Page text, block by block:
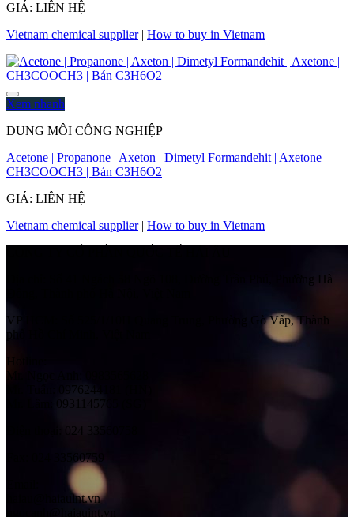
GIÁ: LIÊN HỆ
Vietnam chemical supplier| How to buy in Vietnam
Xem nhanh
DUNG MÔI CÔNG NGHIỆP
Acetone | Propanone | Axeton | Dimetyl Formandehit | Axetone |
CH3COOCH3 | Bán C3H6O2
GIÁ: LIÊN HỆ
Vietnam chemical supplier| How to buy in Vietnam
Số 41 Ngách 58 Ngõ 108, Đường Trần Phú, Phường Hà
VP HCM:
Số 525/1/10H Quang Trung, Phường Gò Vấp, Thành
phố Hồ Chí Minh, Việt Nam
Hotline:
Mr. Ngọc Anh: 0983565628
Mr. Tuấn: 0976244181 (HN)
Mr. Lâm: 0931145765 (SG)
024 33560759
haiau@haiauint.vn